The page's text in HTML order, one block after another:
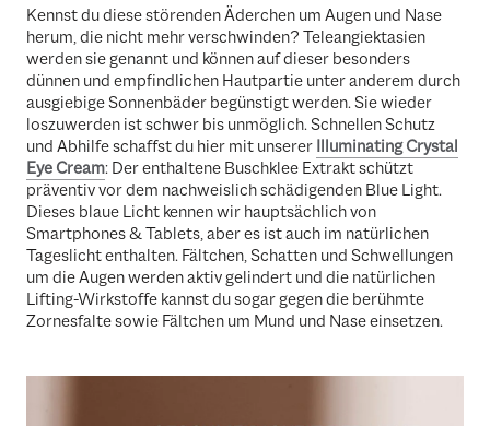
Kennst du diese störenden Äderchen um Augen und Nase
herum, die nicht mehr verschwinden? Teleangiektasien
werden sie genannt und können auf dieser besonders
dünnen und empfindlichen Hautpartie unter anderem durch
ausgiebige Sonnenbäder begünstigt werden. Sie wieder
loszuwerden ist schwer bis unmöglich. Schnellen Schutz
und Abhilfe schaffst du hier mit unserer Illuminating Crystal
Eye Cream: Der enthaltene Buschklee Extrakt schützt
präventiv vor dem nachweislich schädigenden Blue Light.
Dieses blaue Licht kennen wir hauptsächlich von
Smartphones & Tablets, aber es ist auch im natürlichen
Tageslicht enthalten. Fältchen, Schatten und Schwellungen
um die Augen werden aktiv gelindert und die natürlichen
Lifting-Wirkstoffe kannst du sogar gegen die berühmte
Zornesfalte sowie Fältchen um Mund und Nase einsetzen.